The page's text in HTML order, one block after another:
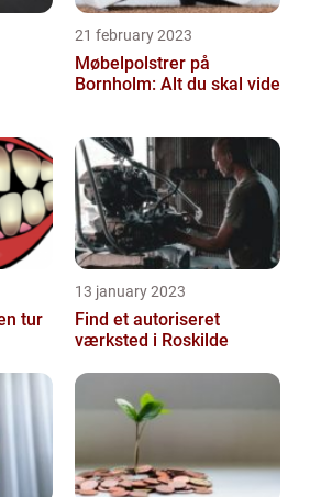
21 february 2023
Møbelpolstrer på
Bornholm: Alt du skal vide
tur
13 january 2023
Find et autoriseret
værksted i Roskilde